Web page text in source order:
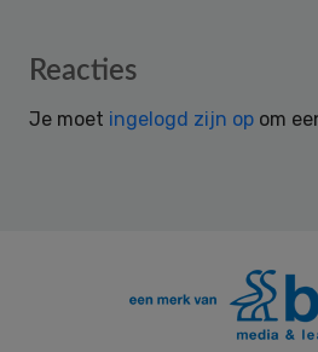
Reader
Reacties
Je moet ingelogd zijn op om